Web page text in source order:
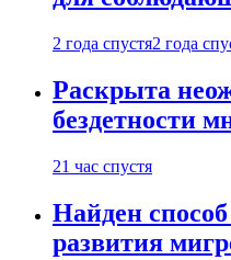
2 года спустя2 года
Раскрыта
бездетности
21 час спустя
Найден
развития